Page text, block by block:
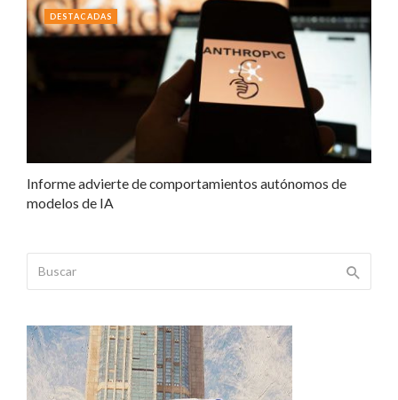
Informe advierte de comportamientos autónomos de
modelos de IA
DESTACADAS